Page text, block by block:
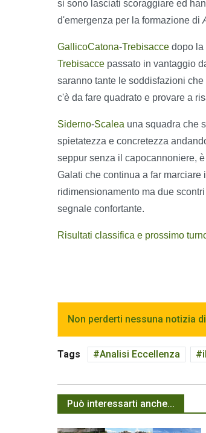
si sono lasciati scoraggiare ed
d'emergenza per la formazione di
GallicoCatona-Trebisacce dopo la
Trebisacce passato in vantaggio
saranno tante le soddisfazioni
c'è da fare quadrato e provare a
Siderno-Scalea una squadra che
spietatezza e concretezza
seppur senza il capocannoniere,
Galati che continua a far
ridimensionamento ma due
segnale confortante.
Risultati classifica e prossimo
Non perderti nessuna notizia
Tags Analisi Eccellenza
Può interessarti anche...